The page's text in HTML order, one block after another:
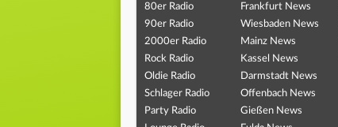
80er Radio
90er Radio
2000er Radio
Rock Radio
Oldie Radio
Schlager Radio
Party Radio
Frankfurt News
Wiesbaden News
Mainz News
Kassel News
Darmstadt News
Offenbach News
Gießen News